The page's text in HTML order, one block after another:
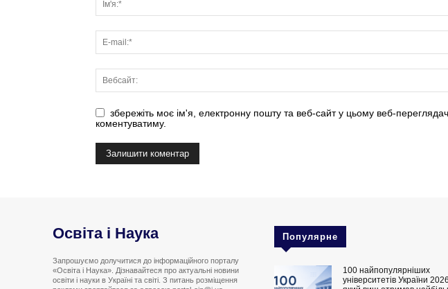
збережіть моє ім'я, електронну пошту та веб-сайт у цьому веб-
коментуватиму.
Освіта і Наука
Запрошуємо долучитися до інформаційного порталу
«Освіта і Наука». Дізнавайтеся про актуальні новини
освіти і науки в Україні та світі. З питань розміщення
Популярне
100 найпопулярніших
університетів України